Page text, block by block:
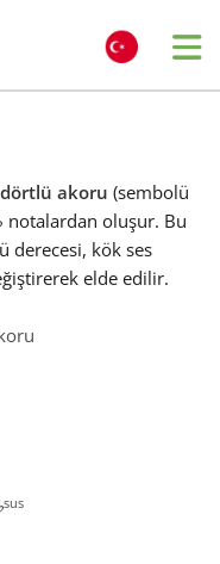
akoru (sembolü
notalardan oluşur. Bu
derecesi, kök ses
elde edilir.
♭sus